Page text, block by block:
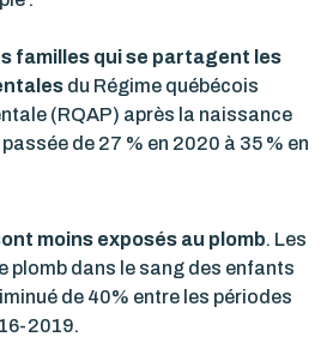
familles qui se partagent les
du Régime québécois
(RQAP) après la naissance
de 27 % en 2020 à 35 % en
moins exposés au plomb. Les
plomb dans le sang des enfants
de 40% entre les périodes
2019.